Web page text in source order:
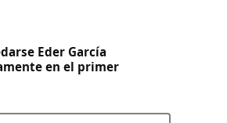
Eder García
en el primer